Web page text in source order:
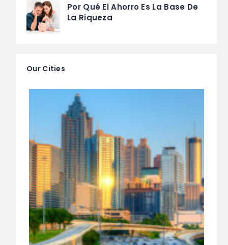
Por Qué El Ahorro Es La Base De
La Riqueza
Our Cities